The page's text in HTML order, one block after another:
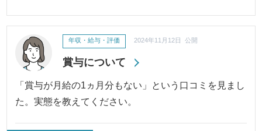
賞与について
年収・給与・評価 2024年11月12日 公開
「賞与が月給の1ヵ月分もない」という口コミを見まし
た。実態を教えてください。